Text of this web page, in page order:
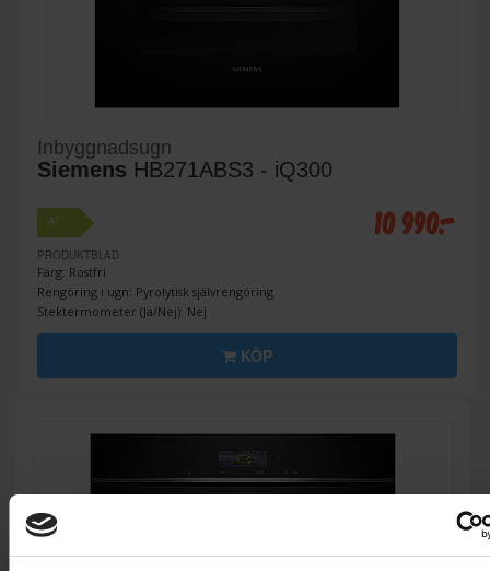
Inbyggnadsugn
Siemens HB271ABS3 - iQ300
A+
PRODUKTBLAD
Färg: Rostfri
Rengöring i ugn: Pyrolytisk självrengöring
Stektermometer (Ja/Nej): Nej
10 990:-
KÖP